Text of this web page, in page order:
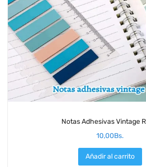
Notas Adhesivas Vintage
10,00Bs.
Añadir al carrito